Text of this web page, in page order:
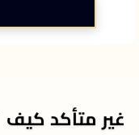
غير متأكد كيف